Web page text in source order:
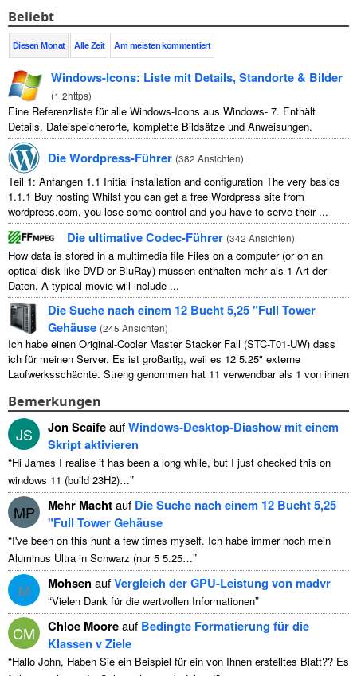
Beliebt
Diesen Monat Alle Zeit Am meisten kommentiert
Windows-Icons: Liste mit Details, Standorte & Bilder
(1.2https)
Eine Referenzliste für alle Windows-Icons aus Windows- 7. Enthält
Details, Dateispeicherorte, komplette Bildsätze und Anweisungen.
Die Wordpress-Führer (382 Ansichten)
Teil 1: Anfangen 1.1 Initial installation and configuration The very basics
1.1.1 Buy hosting Whilst you can get a free Wordpress site from
wordpress.com, you lose some control and you have to serve their...
Die ultimative Codec-Führer (342 Ansichten)
How data is stored in a multimedia file Files on a computer(or on an
optical disk like DVD or BluRay) müssen enthalten mehr als 1 Art der
Daten. A typical movie will include ...
Die Suche nach einem 12 Bucht 5,25 "Full Tower
Gehäuse (245 Ansichten)
Ich habe einen Original-Cooler Master Stacker Fall (STC-T01-UW) dass
ich für meinen Server. Es ist großartig, weil es 12 5.25" externe
Laufwerksschächte. Streng genommen hat 11 verwendbar als 1 von ihnen
Bemerkungen
JS Jon ScaifeaufWindows-Desktop-Diashow mit einem
Skript aktivieren
“Hi James I realise it has been a long while, but I just checked this on
windows 11 (build 23H2)…”
MP Mehr Machtauf Die Suche nach einem 12 Bucht 5,25
"Full Tower Gehäuse
“I've been on this hunt a few times myself. Ich habe immer noch mein
Aluminus Ultra in Schwarz (nur 5 5.25…”
M Mohsen aufVergleich der GPU-Leistung von madvr
“Vielen Dank für die wertvollen Informationen”
CM Chloe Mooreauf Bedingte Formatierung für die
Klassen v Ziele
“Hallo John, Haben Sie ein Beispiel für ein von Ihnen erstelltes Blatt?? Es